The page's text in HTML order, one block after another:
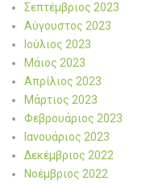
Σεπτέμβριος 2023
Αύγουστος 2023
Ιούλιος 2023
Μάιος 2023
Απρίλιος 2023
Μάρτιος 2023
Φεβρουάριος 2023
Ιανουάριος 2023
Δεκέμβριος 2022
Νοέμβριος 2022